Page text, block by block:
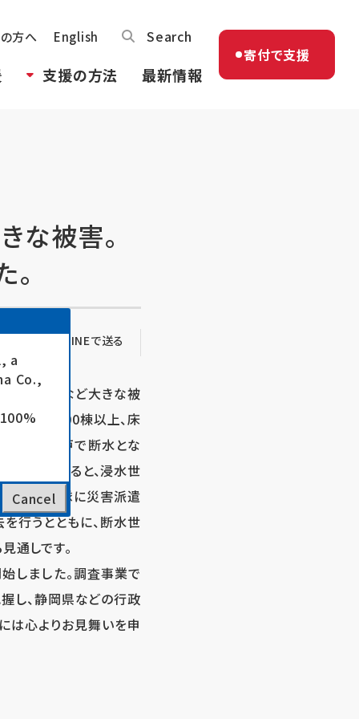
方へ English Search
支援の方法 最新情報
寄付で支援
な被害。
LINEで送る
れや浸水など大きな被
浸水が1,800棟以上、床
万3,000戸で断水とな
情報によると、浸水世
陸上自衛隊に災害派遣
行うとともに、断水世
通しです。
しました。調査事業で
し、静岡県などの行政
は心よりお見舞いを申
a
Co.,
Cancel